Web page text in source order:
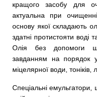
кращого засобу для
актуальна при
основу якої складають
здатні протистояти
Олія без допомоги
завданням на порядок
міцелярної води, тоніків,
Спеціальні емульгатори,